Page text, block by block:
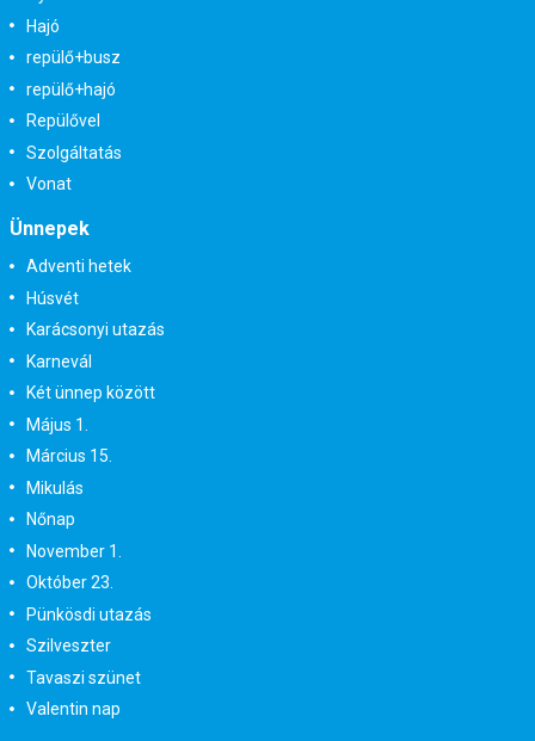
Hajó
repülő+busz
repülő+hajó
Repülővel
Szolgáltatás
Vonat
Ünnepek
Adventi hetek
Húsvét
Karácsonyi utazás
Karnevál
Két ünnep között
Május 1.
Március 15.
Mikulás
Nőnap
November 1.
Október 23.
Pünkösdi utazás
Szilveszter
Tavaszi szünet
Valentin nap